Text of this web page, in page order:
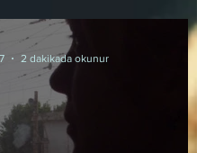
2 dakikada okunur